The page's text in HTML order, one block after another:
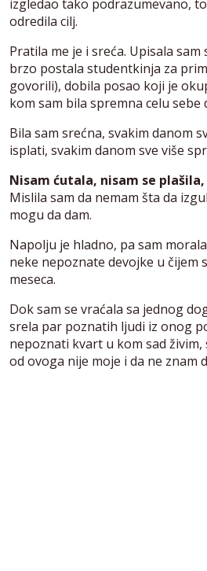
izgledao tako podrazumevano,
odredila cilj.
Pratila me je i sreća. Upisala
brzo postala studentkinja za
govorili), dobila posao koji je
kom sam bila spremna celu sebe
Bila sam srećna, svakim danom
isplati, svakim danom sve više
Nisam ćutala, nisam se
Mislila sam da nemam šta da
mogu da dam.
Napolju je hladno, pa sam
neke nepoznate devojke u čijem
meseca.
Dok sam se vraćala sa jednog
srela par poznatih ljudi iz onog
nepoznati kvart u kom sad živim,
od ovoga nije moje i da ne znam